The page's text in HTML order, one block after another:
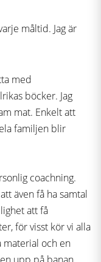
måltid. Jag är
med
böcker. Jag
mat. Enkelt att
familjen blir
coachning.
även få ha samtal
att få
för visst kör vi alla
material och en